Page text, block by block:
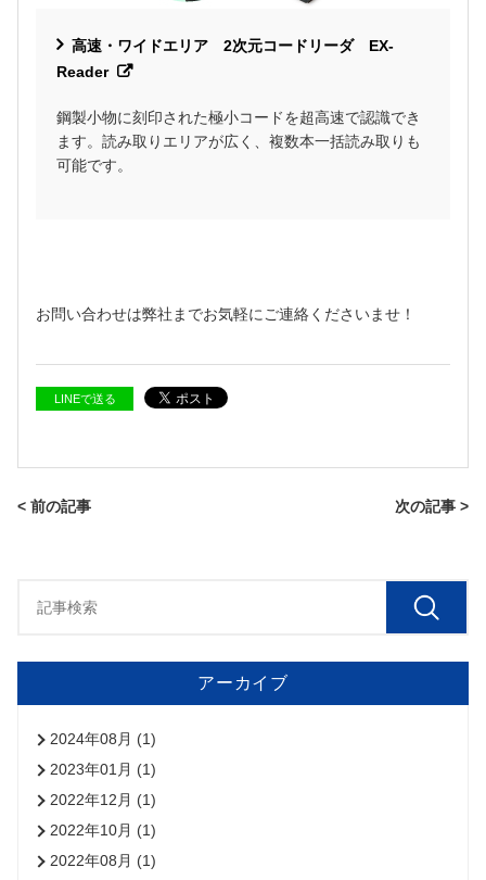
高速・ワイドエリア 2次元コードリーダ EX-
Reader
鋼製小物に刻印された極小コードを超高速で認識でき
ます。読み取りエリアが広く、複数本一括読み取りも
可能です。
お問い合わせは弊社までお気軽にご連絡くださいませ！
LINEで送る
< 前の記事 次の記事 >
アーカイブ
2024年08月 (1)
2023年01月 (1)
2022年12月 (1)
2022年10月 (1)
2022年08月 (1)